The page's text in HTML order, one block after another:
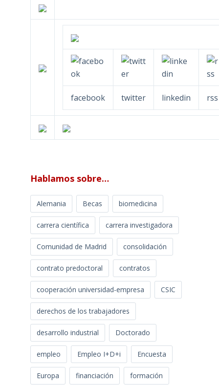
facebook twitter linkedin rss
Hablamos sobre…
Alemania Becas biomedicina
carrera científica carrera investigadora
Comunidad de Madrid consolidación
contrato predoctoral contratos
cooperación universidad-empresa CSIC
derechos de los trabajadores
desarrollo industrial Doctorado
empleo Empleo I+D+i Encuesta
Europa financiación formación